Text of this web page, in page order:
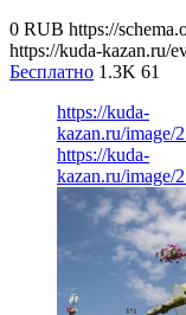
0 RUB https://
https://kuda-kazan.ru/
Бесплатно 1.3K 61
https://kuda-
kazan.ru/image/
https://kuda-
kazan.ru/image/